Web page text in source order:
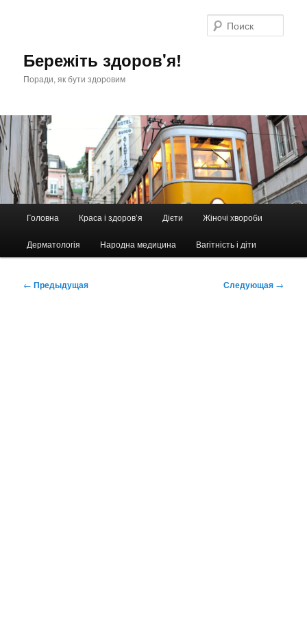
Бережіть здоров'я!
Поради, як бути здоровим
Головна Краса і здоров’я Дієти Жіночі хвороби
Дерматологія Народна медицина Вагітність і діти
Навигация
← Предыдущая Следующая →